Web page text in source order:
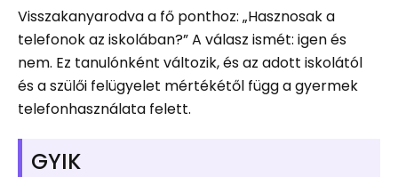
Visszakanyarodva a fő ponthoz: „Hasznosak a
telefonok az iskolában?” A válasz ismét: igen és
nem. Ez tanulónként változik, és az adott iskolától
és a szülői felügyelet mértékétől függ a gyermek
telefonhasználata felett.
GYIK